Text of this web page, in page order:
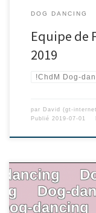
DOG DANCING
Equipe de
2019
!ChdM Dog-
par David (gt-
Publié 2019-07-01